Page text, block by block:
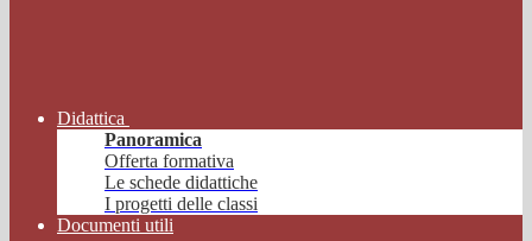
Didattica
Panoramica
Offerta formativa
Le schede didattiche
I progetti delle classi
Documenti utili